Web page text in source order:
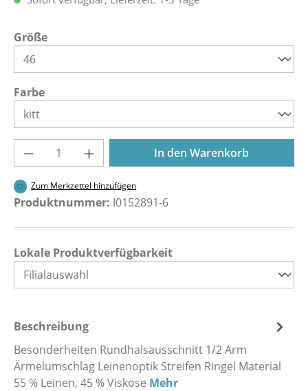
Größeauswählen
Farbeauswählen
Produkt Anzahl: Gib den gewünschten
In den Warenkorb
Zum Merkzettel hinzufügen
Produktnummer: I0152891-6
Lokale Produktverfügbarkeit
Beschreibung
Besonderheiten Rundhalsausschnitt 1/2 Arm
Ärmelumschlag Leinenoptik Streifen Ringel Material
55 % Leinen, 45 % Viskose Mehr